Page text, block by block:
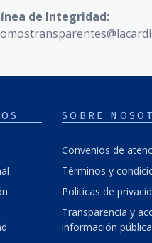
de Integridad:
SOBRE
Convenios de
Términos y
Politicas de
Transparencia y
información pública